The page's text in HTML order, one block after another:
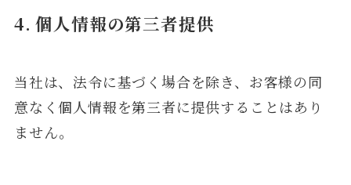
4. 個人情報の第三者提供
当社は、法令に基づく場合を除き、お客様の同
意なく個人情報を第三者に提供することはあり
ません。